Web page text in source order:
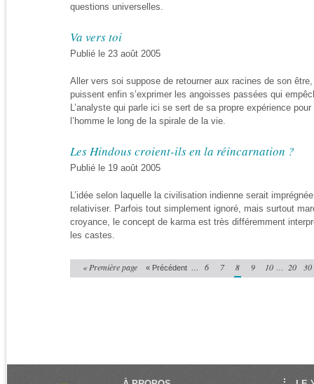
questions universelles.
Va vers toi
Publié le 23 août 2005
Aller vers soi suppose de retourner aux racines de son
puissent enfin s’exprimer les angoisses passées qui
L’analyste qui parle ici se sert de sa propre expérience
l’homme le long de la spirale de la vie.
Les Hindous croient-ils en la réincarnation ?
Publié le 19 août 2005
L’idée selon laquelle la civilisation indienne serait
relativiser. Parfois tout simplement ignoré, mais surtout
croyance, le concept de karma est très différemment
les castes.
« Première page « Précédent … 6 7 8 9 10 … 20 30